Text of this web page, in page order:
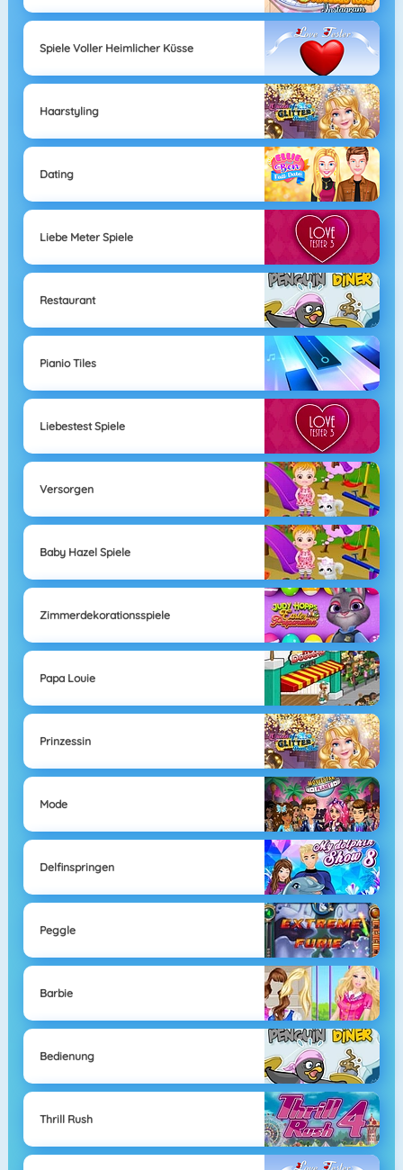
Spiele Voller Heimlicher Küsse
Haarstyling
Dating
Liebe Meter Spiele
Restaurant
Pianio Tiles
Liebestest Spiele
Versorgen
Baby Hazel Spiele
Zimmerdekorationsspiele
Papa Louie
Prinzessin
Mode
Delfinspringen
Peggle
Barbie
Bedienung
Thrill Rush